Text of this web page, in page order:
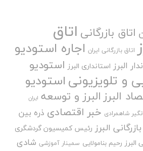
اتاق بازرگانی اتاق
اتاق بازرگانی ایران اجاره استودیو
البرز استانداری البرز استودیو
و تلویزیونیاستودیو
البرزالبرز و توسعه ایران
شاهمرادی خبر اقتصادی ذره بین
البرز رئیس کمیسیون گردشگری
البرز رحیم بنامولایی سمینار آموزشی شادی